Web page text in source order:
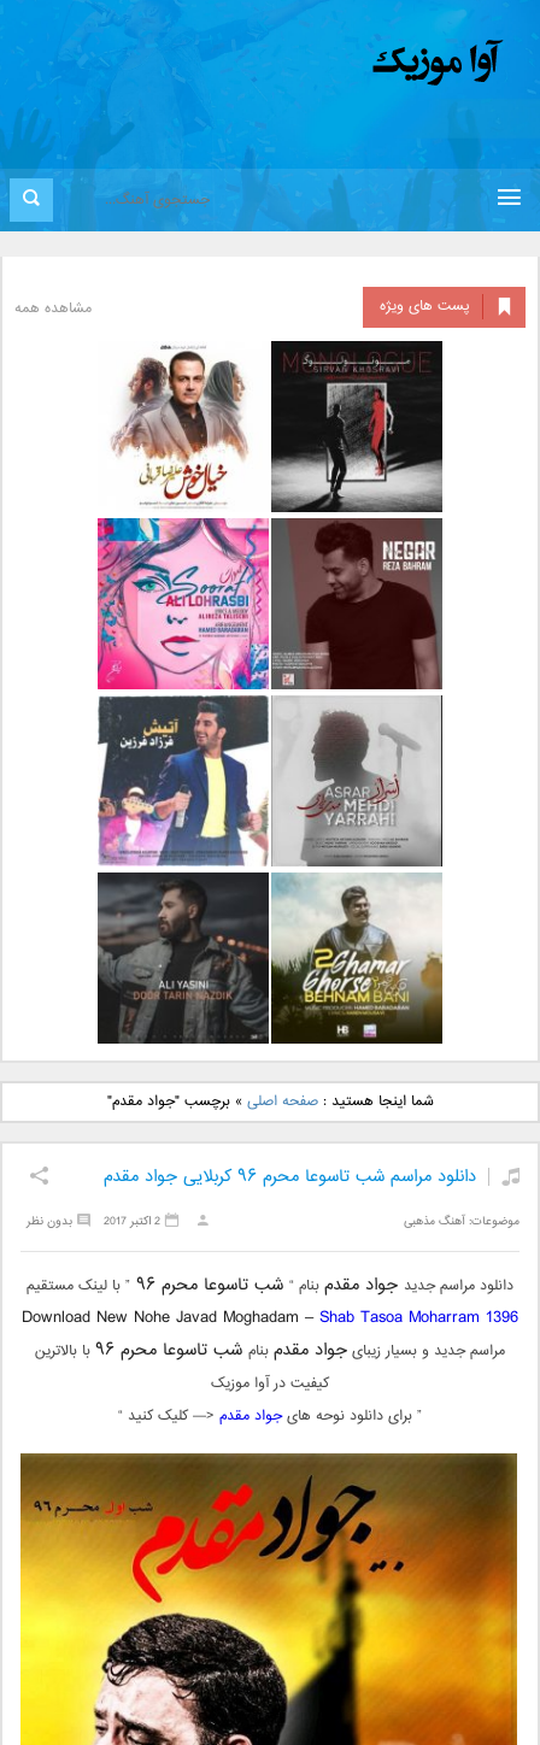
پست های ویژه مشاهده همه
دانلود آلبوم جدید سیروان
خسروی بنام مونولوگ
دانلود آهنگ جدید علیرضا
قربانی بنام خیال خوش
دانلود آهنگ جدید رضا
بهرام بنام نگار
دانلود آهنگ جدید علی
لهراسبی بنام صورت
دانلود آهنگ جدید مهدی
یراحی بنام اسرار
دانلود آهنگ جدید فرزاد
فرزین بنام آتیش
دانلود آهنگ جدید بهنام
بانی بنام قرص قمر 2
دانلود آهنگ جدید علی
یاسینی بنام دورترین نزدیک
شما اینجا هستید :صفحه اصلی »برچسب "جواد مقدم"
دانلود مراسم شب تاسوعا محرم ۹۶ کربلایی جواد مقدم
موضوعات:آهنگ مذهبی بدون نظر 2 اکتبر 2017
دانلود مراسم جدید جواد مقدمبنام “ شب تاسوعا محرم ۹۶ ” با لینک مستقیم
Download New Nohe Javad Moghadam –Shab Tasoa Moharram 1396
مراسم جدید و بسیار زیبایجواد مقدمبنام شب تاسوعا محرم ۹۶
با بالاترین
کیفیت در آوا موزیک
” برای دانلود نوحه هایجواد مقدم <— کلیک کنید “